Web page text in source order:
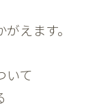
えます。
いて